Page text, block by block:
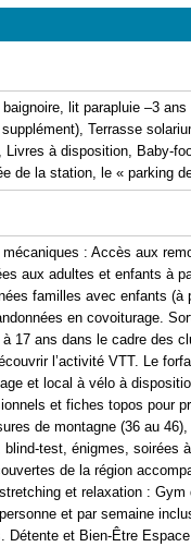
lit parapluie –3
Terrasse
à disposition, Baby-
de la station, le « parking
: Accès aux
aux adultes et enfants à
familles avec enfants
en covoiturage.
17 ans dans le cadre des
l’activité VTT. Le
et local à vélo à
et fiches topos pour
de montagne (36 au
test, énigmes,
de la région
et relaxation :
et par semaine
et Bien-Être